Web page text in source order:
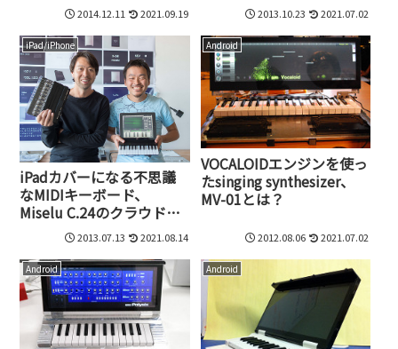
2014.12.11 2021.09.19 2013.10.23 2021.07.02
iPad/iPhone
iPadカバーになる不思議
なMIDIキーボード、
Miselu C.24のクラウドフ
ァンディング実施中
2013.07.13 2021.08.14
Android
VOCALOIDエンジンを使っ
たsinging synthesizer、
MV-01とは？
2012.08.06 2021.07.02
Android Android